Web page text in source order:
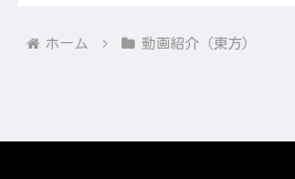
ホーム 動画紹介（東方）